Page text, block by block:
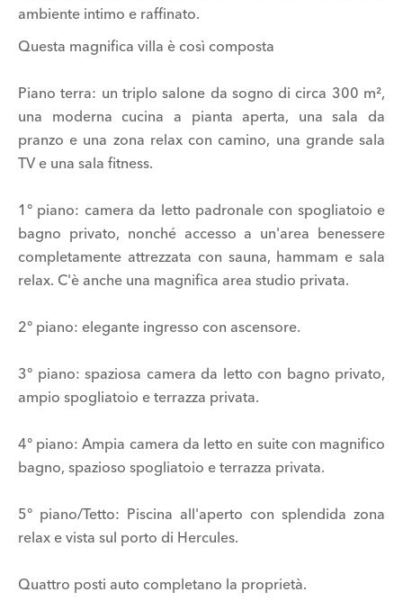
ambiente intimo e raffinato.
Questa magnifica villa è così composta
Piano terra: un triplo salone da sogno di circa 300 m²,
una moderna cucina a pianta aperta, una sala da
pranzo e una zona relax con camino, una grande sala
TV e una sala fitness.
1° piano: camera da letto padronale con spogliatoio e
bagno privato, nonché accesso a un'area benessere
completamente attrezzata con sauna, hammam e sala
relax. C'è anche una magnifica area studio privata.
2° piano: elegante ingresso con ascensore.
3° piano: spaziosa camera da letto con bagno privato,
ampio spogliatoio e terrazza privata.
4° piano: Ampia camera da letto en suite con magnifico
bagno, spazioso spogliatoio e terrazza privata.
5° piano/Tetto: Piscina all'aperto con splendida zona
relax e vista sul porto di Hercules.
Quattro posti auto completano la proprietà.